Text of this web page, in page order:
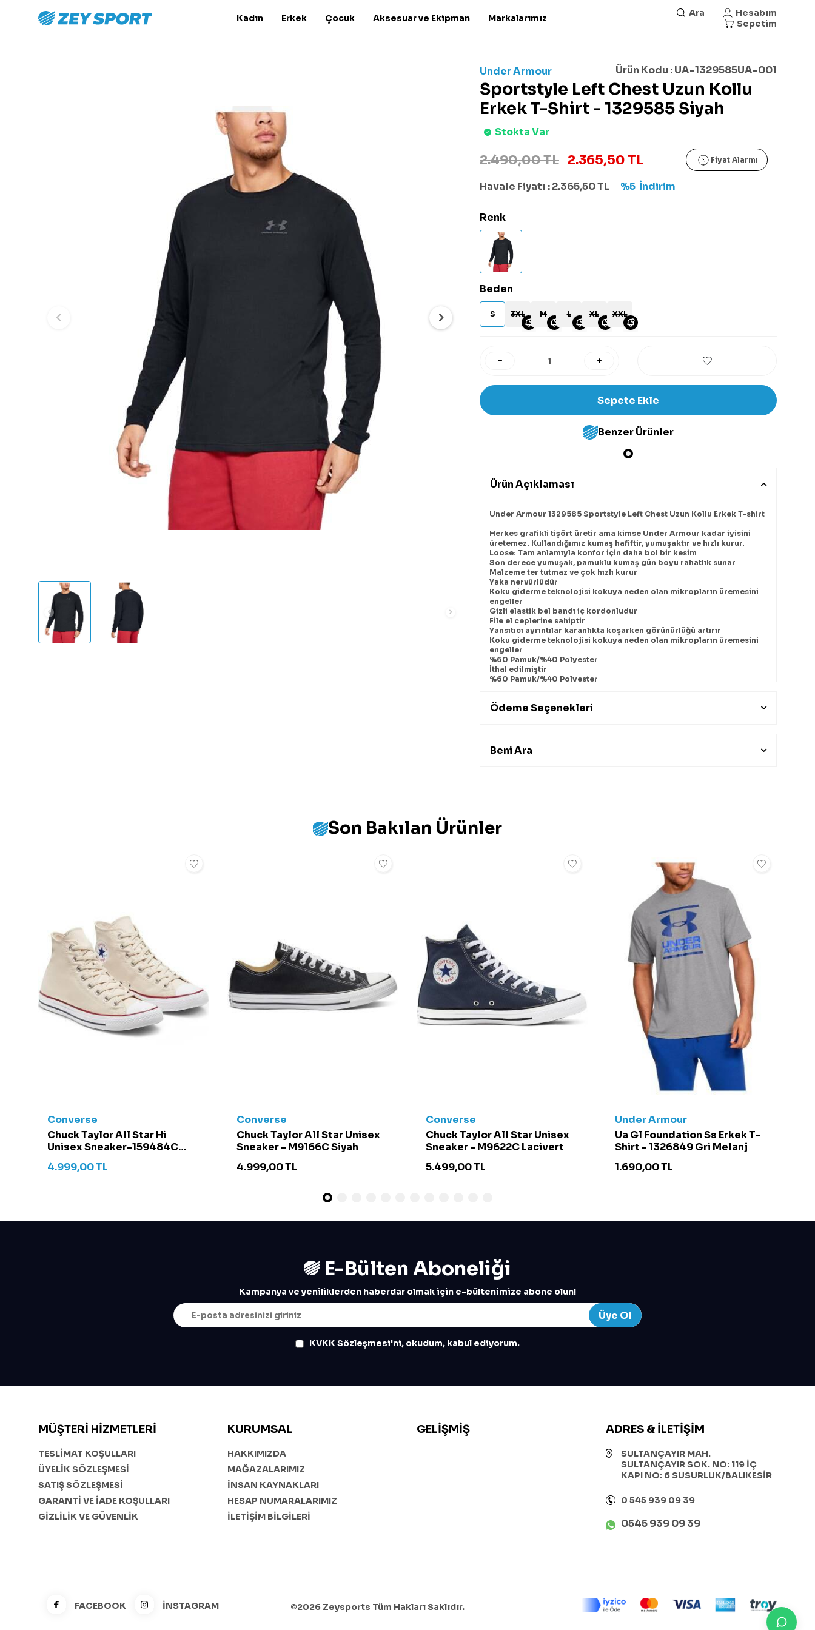
Kadın Erkek Çocuk Aksesuar ve Ekipman Markalarımız Ara
Hesabım
Sepetim
Under Armour Ürün Kodu :UA-1329585UA-001
Sportstyle Left Chest Uzun Kollu
Erkek T-Shirt - 1329585 Siyah
Stokta Var
2.490,00 TL 2.365,50 TL Fiyat Alarmı
Havale Fiyatı :2.365,50TL %5 İndirim
Renk
Beden
S 3XL M L XL XXL
Sepete Ekle
Benzer Ürünler
Ürün Açıklaması
Under Armour 1329585 Sportstyle Left Chest Uzun Kollu Erkek T-shirt
Herkes grafikli tişört üretir ama kimse Under Armour kadar iyisini
üretemez. Kullandığımız kumaş hafiftir, yumuşaktır ve hızlı kurur.
Loose: Tam anlamıyla konfor için daha bol bir kesim
Son derece yumuşak, pamuklu kumaş gün boyu rahatlık sunar
Malzeme ter tutmaz ve çok hızlı kurur
Yaka nervürlüdür
Koku giderme teknolojisi kokuya neden olan mikropların üremesini
engeller
Gizli elastik bel bandı iç kordonludur
File el ceplerine sahiptir
Yansıtıcı ayrıntılar karanlıkta koşarken görünürlüğü artırır
Koku giderme teknolojisi kokuya neden olan mikropların üremesini
engeller
%60 Pamuk/%40 Polyester
İthal edilmiştir
%60 Pamuk/%40 Polyester
Ödeme Seçenekleri
Beni Ara
Son Bakılan Ürünler
Converse
Chuck Taylor All Star Hi
Unisex Sneaker-159484C
4.999,00TL
Converse
Chuck Taylor All Star Unisex
Sneaker - M9166C Siyah
4.999,00TL
Converse
Chuck Taylor All Star Unisex
Sneaker - M9622C Lacivert
5.499,00TL
Under Armour
Ua Gl Foundation Ss Erkek T-
Shirt - 1326849 Gri Melanj
1.690,00TL
E-Bülten Aboneliği
Kampanya ve yeniliklerden haberdar olmak için e-bültenimize abone olun!
Üye Ol
KVKK Sözleşmesi'ni, okudum, kabul ediyorum.
MÜŞTERI HIZMETLERI
TESLİMAT KOŞULLARI
ÜYELİK SÖZLEŞMESİ
SATIŞ SÖZLEŞMESİ
GARANTİ VE İADE KOŞULLARI
GİZLİLİK VE GÜVENLİK
KURUMSAL
HAKKIMIZDA
MAĞAZALARIMIZ
İNSAN KAYNAKLARI
HESAP NUMARALARIMIZ
İLETİŞİM BİLGİLERİ
GELIŞMIŞ ADRES & İLETIŞIM
SULTANÇAYIR MAH.
SULTANÇAYIR SOK. NO: 119 İÇ
KAPI NO: 6 SUSURLUK/BALIKESİR
0 545 939 09 39
0545 939 09 39
FACEBOOK İNSTAGRAM ©2026 Zeysports Tüm Hakları Saklıdır.